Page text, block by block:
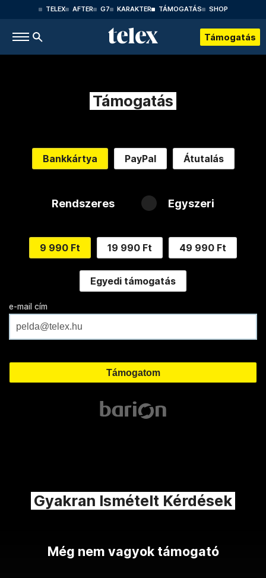
TELEX AFTER G7 KARAKTER TÁMOGATÁS SHOP
Támogatás
Támogatás
Bankkártya PayPal Átutalás
Rendszeres Egyszeri
9 990 Ft 19 990 Ft 49 990 Ft
Egyedi támogatás
e-mail cím
Gyakran Ismételt Kérdések
Még nem vagyok támogató